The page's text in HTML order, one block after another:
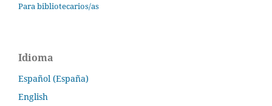
Para bibliotecarios/as
Idioma
Español (España)
English